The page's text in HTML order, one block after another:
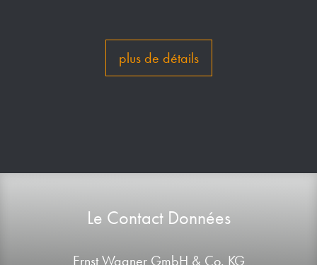
plus de détails
Le Contact Données
Ernst Wagner GmbH & Co. KG